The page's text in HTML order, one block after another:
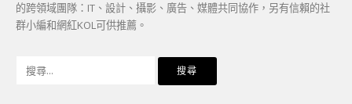
的跨領域團隊：IT、設計、攝影、廣告、媒體共同協作，另有信賴的社
群小編和網紅KOL可供推薦。